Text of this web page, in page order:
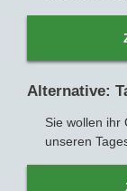
Alternative:
Sie wollen ihr
unseren